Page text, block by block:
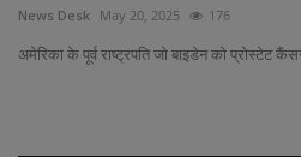
यह अग्रेसिव...